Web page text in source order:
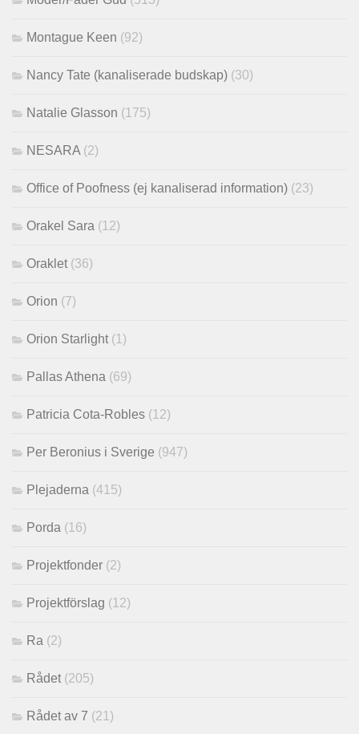
Montague Keen (92)
Nancy Tate (kanaliserade budskap) (30)
Natalie Glasson (175)
NESARA (2)
Office of Poofness (ej kanaliserad information) (23)
Orakel Sara (12)
Oraklet (36)
Orion (7)
Orion Starlight (1)
Pallas Athena (69)
Patricia Cota-Robles (12)
Per Beronius i Sverige (947)
Plejaderna (415)
Porda (16)
Projektfonder (2)
Projektförslag (12)
Ra (2)
Rådet (205)
Rådet av 7 (21)